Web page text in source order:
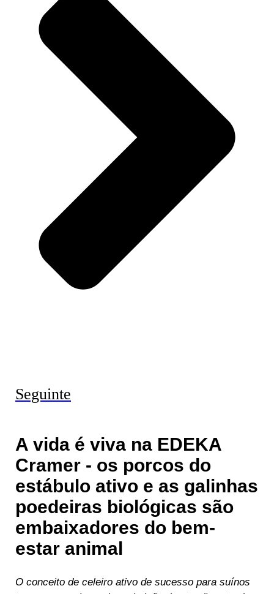
Seguinte
A vida é viva na EDEKA
Cramer - os porcos do
estábulo ativo e as galinhas
poedeiras biológicas são
embaixadores do bem-
estar animal
O conceito de celeiro ativo de sucesso para suínos